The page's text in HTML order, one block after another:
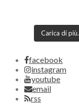
Carica di
facebook
instagram
youtube
email
rss